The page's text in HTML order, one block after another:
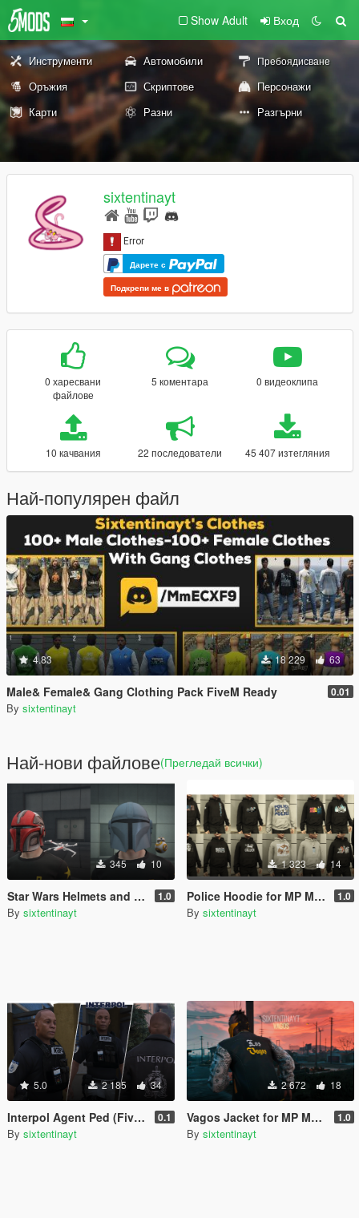
Show Adult Вход
Инструменти Автомобили Пребоядисване
Оръжия Скриптове
Персонажи
Карти
Разни Разгърни
sixtentinayt
Дарете с
Подкрепи ме в
0 харесвани
файлове
5 коментара 0 видеоклипа
10 качвания 22 последователи 45 407 изтегляния
Най-популярен файл
4.83 18 229 63
Male& Female& Gang Clothing Pack FiveM Ready 0.01
By sixtentinayt
Най-нови файлове(Прегледай всички)
345 10
Star Wars Helmets and Toys Pack for MP Male 1.0
By sixtentinayt
1 323 14
Police Hoodie for MP Male 1.0
By sixtentinayt
5.0 2 185 34
Interpol Agent Ped (Fivem / Add-on) 0.1
By sixtentinayt
2 672 18
Vagos Jacket for MP Male (3/6) 1.0
By sixtentinayt